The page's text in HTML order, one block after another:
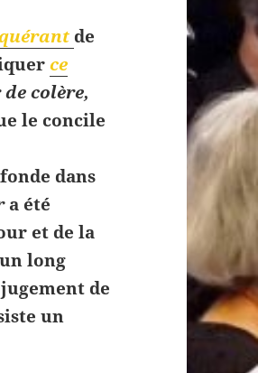
de
ce
de colère,
le concile
dans
a été
et de la
long
de
un